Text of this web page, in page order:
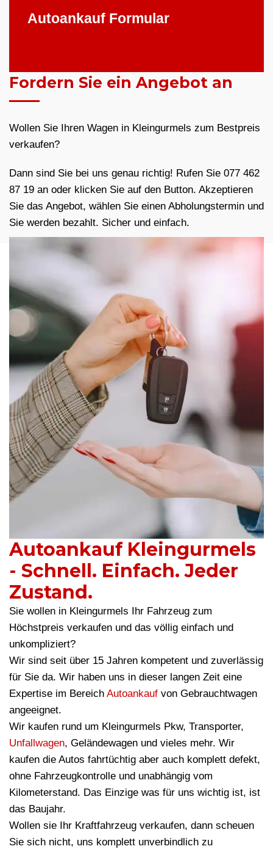
Autoankauf Formular
Fordern Sie ein Angebot an
Wollen Sie Ihren Wagen in Kleingurmels zum Bestpreis
verkaufen?
Dann sind Sie bei uns genau richtig! Rufen Sie 077 462
87 19 an oder klicken Sie auf den Button. Akzeptieren
Sie das Angebot, wählen Sie einen Abholungstermin und
Sie werden bezahlt. Sicher und einfach.
Autoankauf Kleingurmels
- Schnell. Einfach. Jeder
Zustand.
Sie wollen in Kleingurmels Ihr Fahrzeug zum
Höchstpreis verkaufen und das völlig einfach und
unkompliziert?
Wir sind seit über 15 Jahren kompetent und zuverlässig
für Sie da. Wir haben uns in dieser langen Zeit eine
Expertise im Bereich Autoankauf von Gebrauchtwagen
angeeignet.
Wir kaufen rund um Kleingurmels Pkw, Transporter,
Unfallwagen, Geländewagen und vieles mehr. Wir
kaufen die Autos fahrtüchtig aber auch komplett defekt,
ohne Fahrzeugkontrolle und unabhängig vom
Kilometerstand. Das Einzige was für uns wichtig ist, ist
das Baujahr.
Wollen sie Ihr Kraftfahrzeug verkaufen, dann scheuen
Sie sich nicht, uns komplett unverbindlich zu